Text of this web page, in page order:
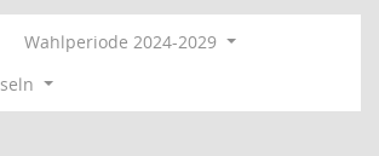
Wahlperiode 2024-2029